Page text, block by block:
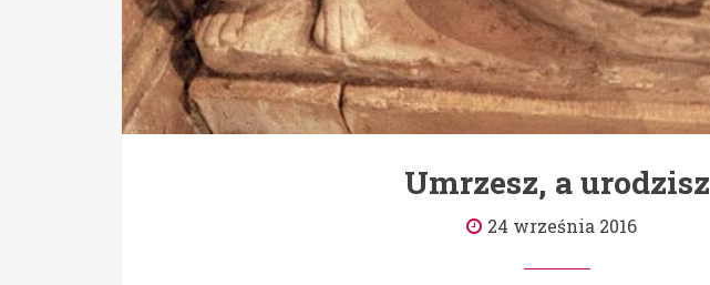
Umrzesz, a urodzisz
24 września 2016